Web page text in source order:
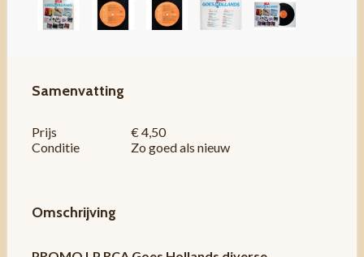
Samenvatting
Prijs
€ 4,50
Conditie
Zo goed als nieuw
Omschrijving